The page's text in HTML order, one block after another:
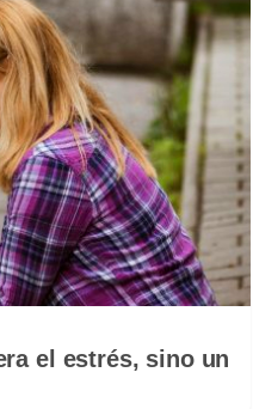
el estrés, sino un